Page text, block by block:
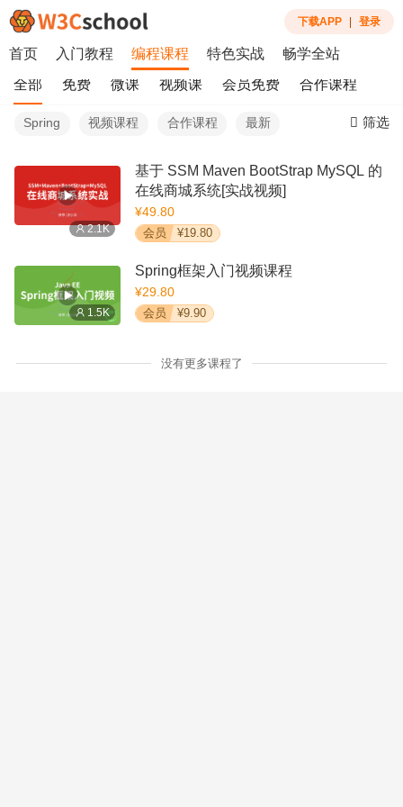
下载APP 登录
首页 入门教程 编程课程 特色实战 畅学全站
全部 免费 微课 视频课 会员免费 合作课程
Spring 视频课程 合作课程 最新 筛选
2.1K
基于 SSM Maven BootStrap MySQL 的
在线商城系统[实战视频]
¥49.80
会员 ¥19.80
1.5K
Spring框架入门视频课程
¥29.80
会员 ¥9.90
没有更多课程了